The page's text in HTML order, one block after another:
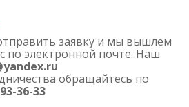
заявку и мы вышлем
по электронной почте. Наш
обращайтесь по
36-33